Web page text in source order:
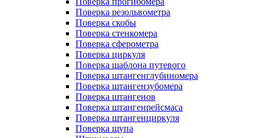
Поверка резольвометра
Поверка скобы
Поверка стенкомера
Поверка сферометра
Поверка циркуля
Поверка шаблона путевого
Поверка штангенглубиномера
Поверка штангензубомера
Поверка штангенов
Поверка штангенрейсмаса
Поверка штангенциркуля
Поверка щупа